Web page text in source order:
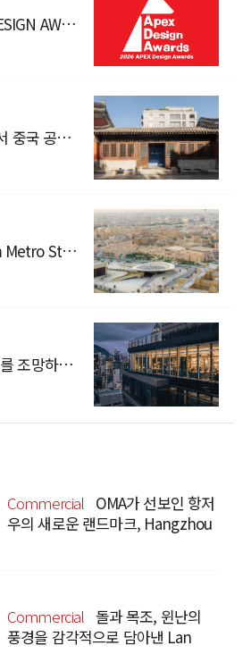
2026 APEX DESIGN AWARDS
600년 사찰에서 중국 공예와 현대 패션을 직조한 ZARA x Fanglu Lin Pop-Up
Qasr AlHokm Metro Station, 구도심과 현대 공공 인프라의 접점을 제안하다
경마장과 산세를 조망하는 CCD Hong Kong Creative Center
Commercial OMA가 선보인 항저
우의 새로운 랜드마크, Hangzhou
Commercial 돌과 목조, 윈난의
풍경을 감각적으로 담아낸 Lan